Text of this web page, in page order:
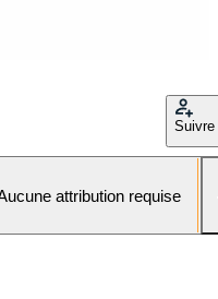
Suivre
attribution requise